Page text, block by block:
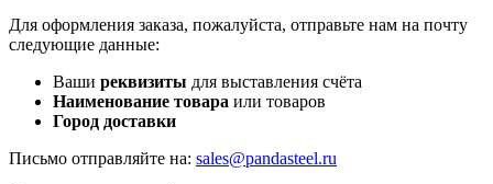
Для оформления заказа, пожалуйста, отправьте нам на почту
следующие данные:
Ваши реквизиты для выставления счёта
Наименование товара или товаров
Город доставки
Письмо отправляйте на: sales@pandasteel.ru